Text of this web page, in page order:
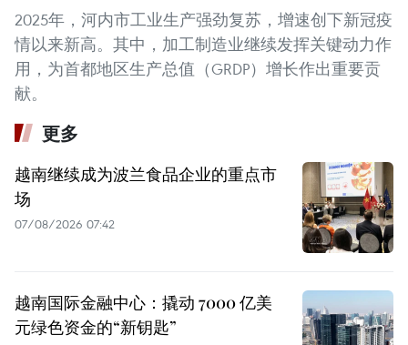
2025年，河内市工业生产强劲复苏，增速创下新冠疫
情以来新高。其中，加工制造业继续发挥关键动力作
用，为首都地区生产总值（GRDP）增长作出重要贡
献。
更多
越南继续成为波兰食品企业的重点市
场
07/08/2026 07:42
越南国际金融中心：撬动 7000 亿美
元绿色资金的“新钥匙”